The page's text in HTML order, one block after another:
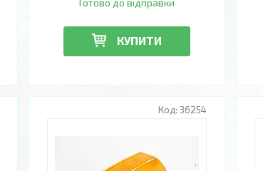
Готово до відправки
КУПИТИ
36254